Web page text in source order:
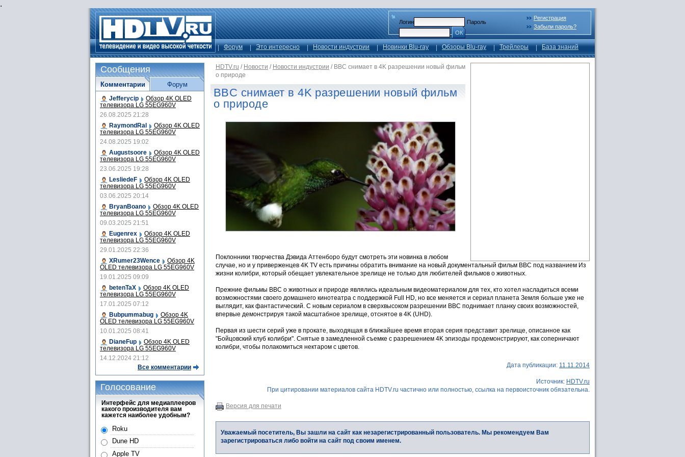
.
Логин
Пароль
ОК
Регистрация
Забыли пароль?
Форум Это интересно Новости индустрии Новинки Blu-ray Обзоры Blu-ray Трейлеры База знаний
HDTV.ru / Новости / Новости индустрии / BBC снимает в 4K разрешении новый фильм
о природе
BBC снимает в 4K разрешении новый фильм
о природе
Поклонники творчества Дэвида Аттенборо будут смотреть эти новинка в любом
случае, но и у приверженцев 4K TV есть причины обратить внимание на новый документальный фильм BBC под названием Из
жизни колибри, который обещает увлекательное зрелище не только для любителей фильмов о животных.
Прежние фильмы BBC о животных и природе являлись идеальным видеоматериалом для тех, кто хотел насладиться всеми
возможностями своего домашнего кинотеатра с поддержкой Full HD, но все меняется и сериал планета Земля больше уже не
выглядит, как фантастический. С новым сериалом в сверхвысоком разрешении BBC поднимает планку своих возможностей,
впервые демонстрируя такой масштабное зрелище, отснятое в 4K (UHD).
Первая из шести серий уже в прокате, выходящая в ближайшее время вторая серия представит зрелище, описанное как
"Бойцовский клуб колибри". Снятые в замедленной съемке с разрешением 4K эпизоды продемонстрируют, как соперничают
колибри, чтобы полакомиться нектаром с цветов.
Дата публикации: 11.11.2014
Источник: HDTV.ru
При цитировании материалов сайта HDTV.ru частично или полностью, ссылка на первоисточник обязательна.
Версия для печати
Уважаемый посетитель, Вы зашли на сайт как незарегистрированный пользователь. Мы рекомендуем Вам
зарегистрироваться либо войти на сайт под своим именем.
Сообщения
Комментарии
Jefferycip Обзор 4K OLED
телевизора LG 55EG960V
26.08.2025 21:28
RaymondRal
Обзор 4K OLED
телевизора LG 55EG960V
24.08.2025 19:02
Augustsoore
Обзор 4K OLED
телевизора LG 55EG960V
23.06.2025 19:28
LesliedeF
Обзор 4K OLED
телевизора LG 55EG960V
03.06.2025 20:14
BryanBoano
Обзор 4K OLED
телевизора LG 55EG960V
09.03.2025 21:51
Eugenrex
Обзор 4K OLED
телевизора LG 55EG960V
29.01.2025 22:36
XRumer23Wence
Обзор 4K
OLED телевизора LG 55EG960V
19.01.2025 09:09
betenTaX
Обзор 4K OLED
телевизора LG 55EG960V
17.01.2025 07:12
Bubpummabug
Обзор 4K
OLED телевизора LG 55EG960V
10.01.2025 08:41
DianeFup
Обзор 4K OLED
телевизора LG 55EG960V
14.12.2024 21:12
Все комментарии
Форум
Голосование
Интерфейс для медиаплееров
какого производителя вам
кажется наиболее удобным?
Roku
Dune HD
Apple TV